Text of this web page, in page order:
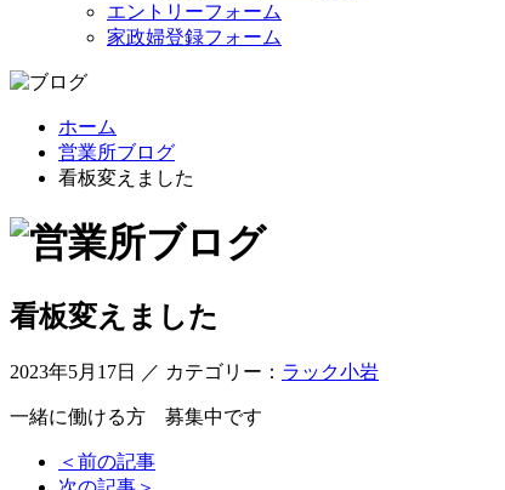
エントリーフォーム
家政婦登録フォーム
ホーム
営業所ブログ
看板変えました
看板変えました
2023年5月17日 ／ カテゴリー： ラック小岩
一緒に働ける方 募集中です
＜前の記事